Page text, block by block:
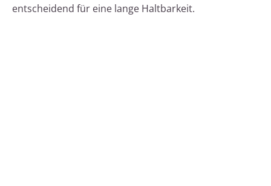
entscheidend für eine lange Haltbarkeit.